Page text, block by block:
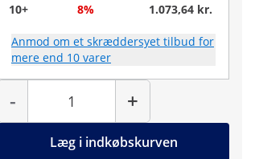
10+
8% 1.073,64 kr.
Anmod om et skræddersyet tilbud for
mere end 10 varer
-
Antal
+
Læg i indkøbskurven